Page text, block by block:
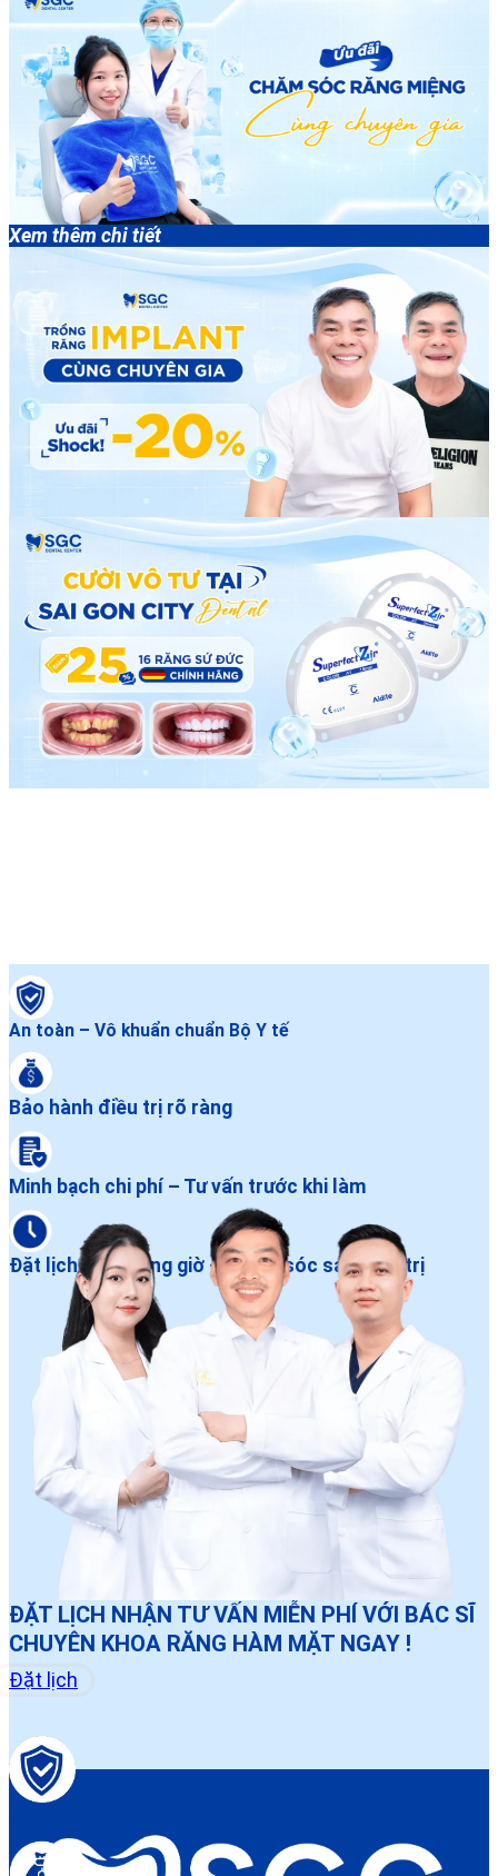
Xem thêm chi tiết
An toàn – Vô khuẩn chuẩn Bộ Y tế
Bảo hành điều trị rõ ràng
Minh bạch chi phí – Tư vấn trước khi làm
Đặt lịch dễ – Đúng giờ – Chăm sóc sau điều trị
ĐẶT LỊCH NHẬN TƯ VẤN MIỄN PHÍ VỚI BÁC SĨ
CHUYÊN KHOA RĂNG HÀM MẶT NGAY !
Đặt lịch